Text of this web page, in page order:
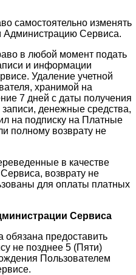
самостоятельно изменять
Администрацию Сервиса.
в любой момент подать
и информации
Удаление учетной
хранимой на
7 дней с даты получения
денежные средства,
на подписку на Платные
полному возврату не
в качестве
возврату не
для оплаты платных
Сервиса
предоставить
не позднее 5 (Пяти)
Пользователем